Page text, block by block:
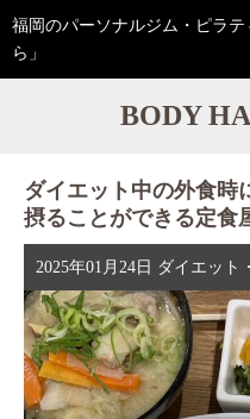
福岡のパーソナルジム・ピラ
ら」
BODY
ダイエット中の外食時
摂ることができる定食
2025年01月24日 ダイエット